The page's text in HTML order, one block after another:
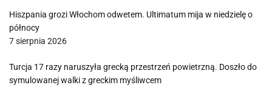
Hiszpania grozi Włochom odwetem. Ultimatum mija w niedzielę o
północy
7 sierpnia 2026
Turcja 17 razy naruszyła grecką przestrzeń powietrzną. Doszło do
symulowanej walki z greckim myśliwcem